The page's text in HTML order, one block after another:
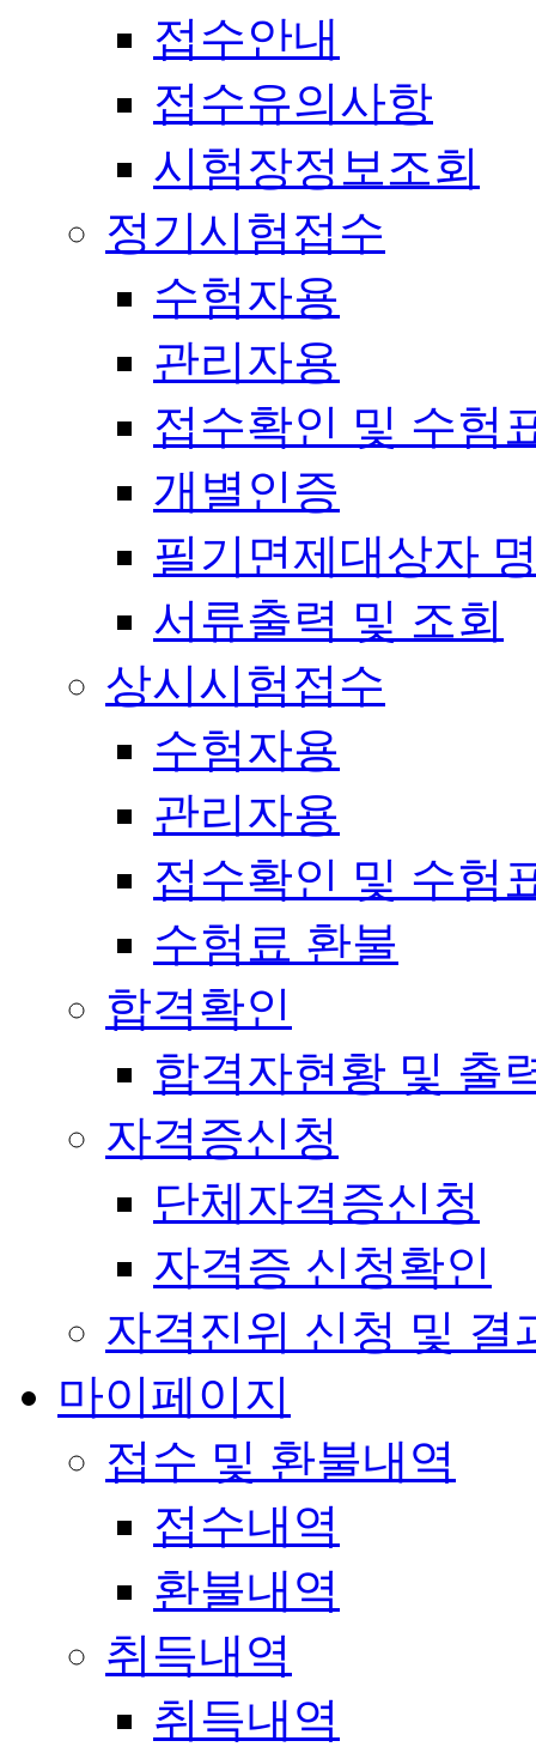
접수안내
접수유의사항
시험장정보조회
정기시험접수
수험자용
관리자용
접수확인 및 수험
개별인증
필기면제대상자
서류출력 및 조회
상시시험접수
수험자용
관리자용
접수확인 및 수험
수험료 환불
합격확인
합격자현황 및 출
자격증신청
단체자격증신청
자격증 신청확인
자격진위 신청 및 결
마이페이지
접수 및 환불내역
접수내역
환불내역
취득내역
취득내역